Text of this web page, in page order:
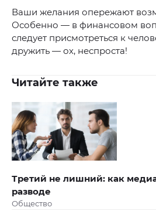
Ваши желания опережают
Особенно — в финансовом
следует присмотреться к
дружить — ох, неспроста!
Читайте также
Третий не лишний: как
разводе
Общество